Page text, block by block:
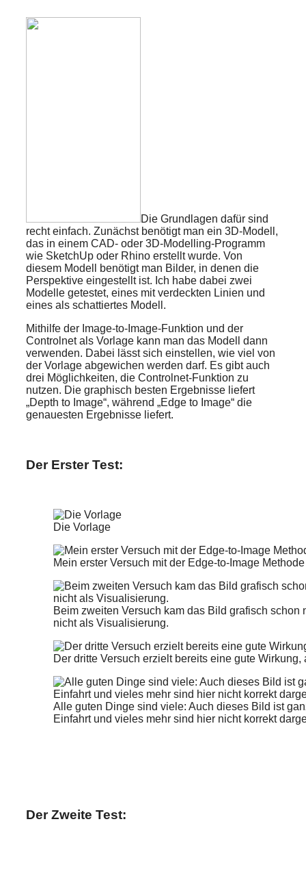
Die Grundlagen dafür sind
recht einfach. Zunächst benötigt man ein 3D-Modell,
das in einem CAD- oder 3D-Modelling-Programm
wie SketchUp oder Rhino erstellt wurde. Von
diesem Modell benötigt man Bilder, in denen die
Perspektive eingestellt ist. Ich habe dabei zwei
Modelle getestet, eines mit verdeckten Linien und
eines als schattiertes Modell.
Mithilfe der Image-to-Image-Funktion und der
Controlnet als Vorlage kann man das Modell dann
verwenden. Dabei lässt sich einstellen, wie viel von
der Vorlage abgewichen werden darf. Es gibt auch
drei Möglichkeiten, die Controlnet-Funktion zu
nutzen. Die graphisch besten Ergebnisse liefert
„Depth to Image“, während „Edge to Image“ die
genauesten Ergebnisse liefert.
Der Erster Test:
Die Vorlage
Mein erster Versuch mit der Edge-to-Image
Beim zweiten Versuch kam das Bild grafisch
nicht als Visualisierung.
Der dritte Versuch erzielt bereits eine gute
Alle guten Dinge sind viele: Auch dieses Bild ist
Einfahrt und vieles mehr sind hier nicht korrekt
Der Zweite Test: